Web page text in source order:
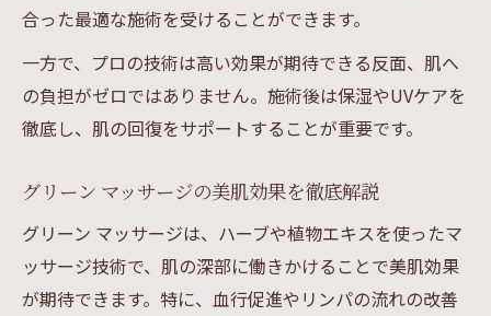
合った最適な施術を受けることができます。
一方で、プロの技術は高い効果が期待できる反面、肌へ
の負担がゼロではありません。施術後は保湿やUVケアを
徹底し、肌の回復をサポートすることが重要です。
グリーン マッサージの美肌効果を徹底解説
グリーン マッサージは、ハーブや植物エキスを使ったマ
ッサージ技術で、肌の深部に働きかけることで美肌効果
が期待できます。特に、血行促進やリンパの流れの改善